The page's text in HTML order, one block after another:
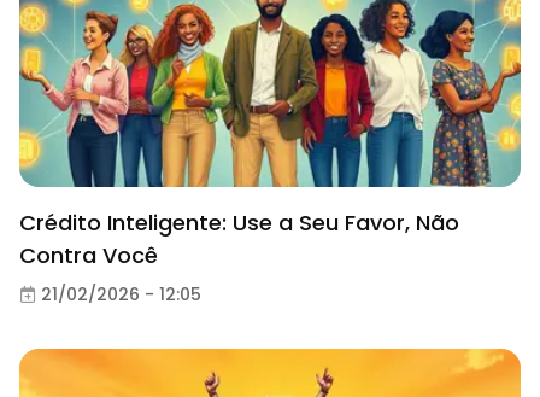
Crédito Inteligente: Use a Seu Favor, Não
Contra Você
21/02/2026 - 12:05